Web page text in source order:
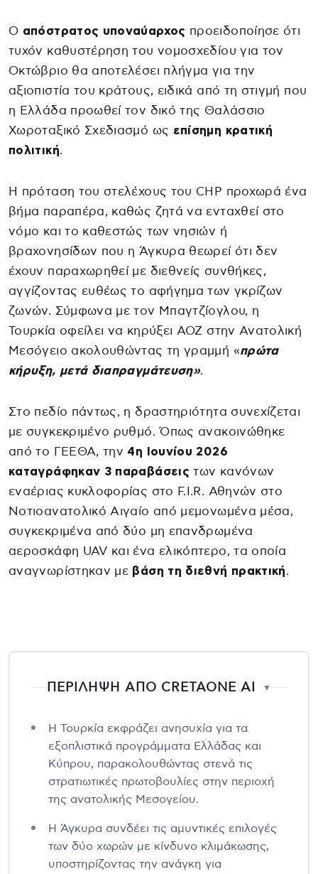
Ο απόστρατος υποναύαρχος προειδοποίησε ότι
τυχόν καθυστέρηση του νομοσχεδίου για τον
Οκτώβριο θα αποτελέσει πλήγμα για την
αξιοπιστία του κράτους, ειδικά από τη στιγμή που
η Ελλάδα προωθεί τον δικό της Θαλάσσιο
Χωροταξικό Σχεδιασμό ως επίσημη κρατική
πολιτική.
Η πρόταση του στελέχους του CHP προχωρά ένα
βήμα παραπέρα, καθώς ζητά να ενταχθεί στο
νόμο και το καθεστώς των νησιών ή
βραχονησίδων που η Άγκυρα θεωρεί ότι δεν
έχουν παραχωρηθεί με διεθνείς συνθήκες,
αγγίζοντας ευθέως το αφήγημα των γκρίζων
ζωνών. Σύμφωνα με τον Μπαγτζίογλου, η
Τουρκία οφείλει να κηρύξει ΑΟΖ στην Ανατολική
Μεσόγειο ακολουθώντας τη γραμμή «πρώτα
κήρυξη, μετά διαπραγμάτευση».
Στο πεδίο πάντως, η δραστηριότητα συνεχίζεται
με συγκεκριμένο ρυθμό. Όπως ανακοινώθηκε
από το ΓΕΕΘΑ, την 4η Ιουνίου 2026
καταγράφηκαν 3 παραβάσεις των κανόνων
εναέριας κυκλοφορίας στο F.I.R. Αθηνών στο
Νοτιοανατολικό Αιγαίο από μεμονωμένα μέσα,
συγκεκριμένα από δύο μη επανδρωμένα
αεροσκάφη UAV και ένα ελικόπτερο, τα οποία
αναγνωρίστηκαν με βάση τη διεθνή πρακτική.
ΠΕΡΙΛΗΨΗ ΑΠΟ CRETAONE AI ▼
Η Τουρκία εκφράζει ανησυχία για τα
εξοπλιστικά προγράμματα Ελλάδας και
Κύπρου, παρακολουθώντας στενά τις
στρατιωτικές πρωτοβουλίες στην περιοχή
της ανατολικής Μεσογείου.
Η Άγκυρα συνδέει τις αμυντικές επιλογές
των δύο χωρών με κίνδυνο κλιμάκωσης,
υποστηρίζοντας την ανάγκη για